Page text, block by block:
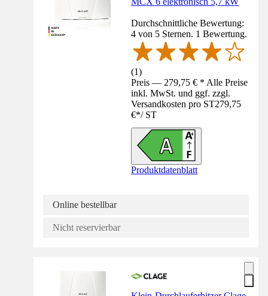
Durchschnittliche Bewertung:
4 von 5 Sternen. 1 Bewertung.
(1)
Preis — 279,75 € * Alle Preise
inkl. MwSt. und ggf. zzgl.
Versandkosten pro ST279,75
€*/ ST
Produktdatenblatt
Online bestellbar
Nicht reservierbar